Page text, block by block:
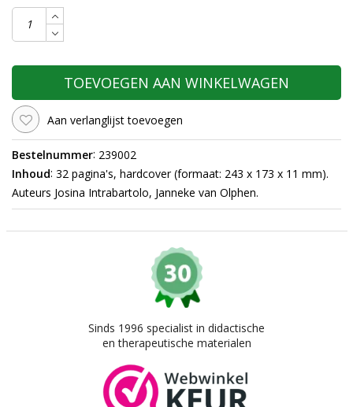
TOEVOEGEN AAN WINKELWAGEN
Aan verlanglijst toevoegen
Bestelnummer: 239002
Inhoud: 32 pagina's, hardcover (formaat: 243 x 173 x 11 mm).
Auteurs Josina Intrabartolo, Janneke van Olphen.
Sinds 1996 specialist in didactische
en therapeutische materialen